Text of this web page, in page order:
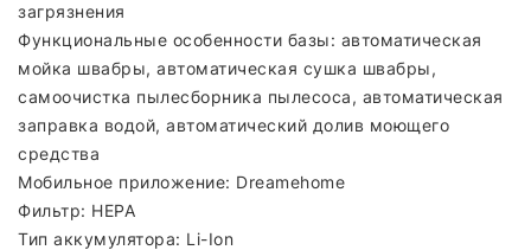
загрязнения
Функциональные особенности базы: автоматическая
мойка швабры, автоматическая сушка швабры,
самоочистка пылесборника пылесоса, автоматическая
заправка водой, автоматический долив моющего
средства
Мобильное приложение: Dreamehome
Фильтр: HEPA
Тип аккумулятора: Li-Ion